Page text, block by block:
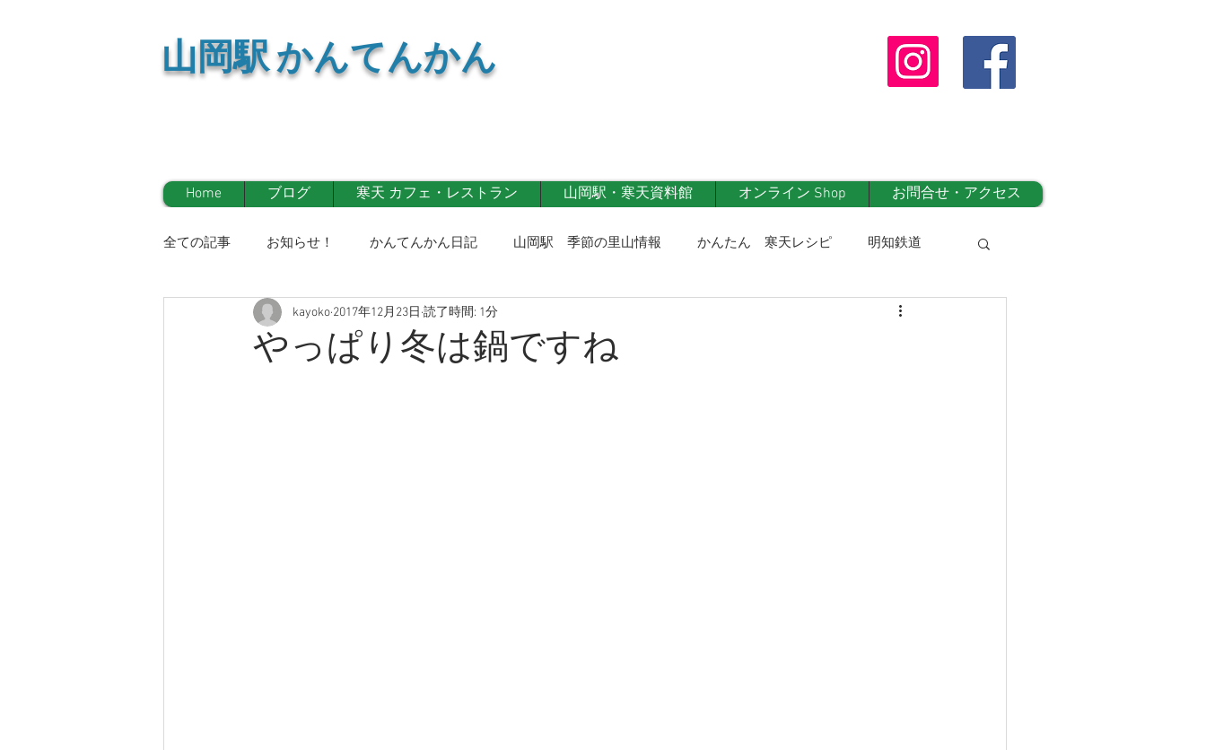
山岡駅 かんてんかん
Home ブログ 寒天 カフェ・レストラン 山岡駅・寒天資料館 オンライン Shop お問合せ・アクセス
全ての記事 お知らせ！ かんてんかん日記 山岡駅 季節の里山情報 かんたん 寒天レシピ 明知鉄道
イベント情報！ マスコミ 寒天商品 オンラインshop
やっぱり冬は鍋ですね
kayoko 2017年12月23日 読了時間: 1分